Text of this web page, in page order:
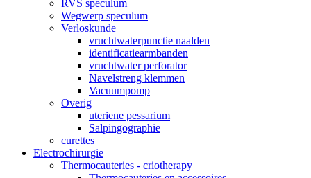
RVS speculum
Wegwerp speculum
Verloskunde
vruchtwaterpunctie naalden
identificatiearmbanden
vruchtwater perforator
Navelstreng klemmen
Vacuumpomp
Overig
uteriene pessarium
Salpingographie
curettes
Electrochirurgie
Thermocauteries - criotherapy